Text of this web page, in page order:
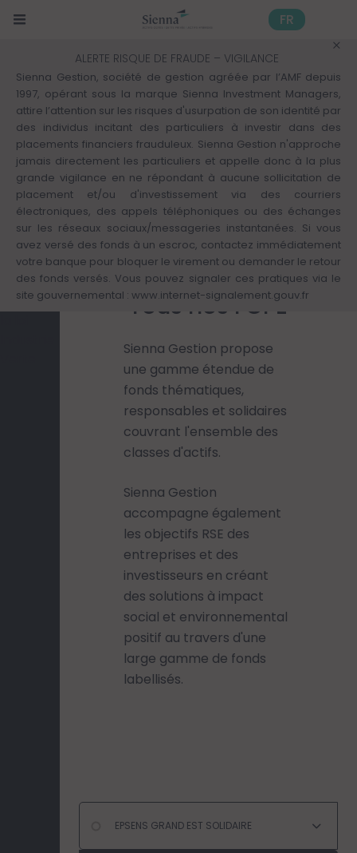
FR
ALERTE RISQUE DE FRAUDE – VIGILANCE
Sienna Gestion, société de gestion agréée par l’AMF depuis
1997, opérant sous la marque Sienna Investment Managers,
attire l’attention sur les risques d'usurpation de son identité par
des individus incitant des particuliers à investir dans des
placements financiers frauduleux. Sienna Gestion n'approche
jamais directement les particuliers et appelle donc à la plus
grande vigilance en ne répondant à aucune sollicitation de
placement et/ou d'investissement via des courriers
électroniques, des appels téléphoniques ou des échanges
sur les réseaux sociaux/messageries instantanées. Si vous
avez versé des fonds à un escroc, contactez immédiatement
votre banque pour bloquer le virement ou demander le retour
des fonds versés. Vous pouvez signaler ces pratiques via le
site gouvernemental : www.internet-signalement.gouv.fr
profil :
Découvrir
nos
autres
expertises
Solutions
d'investissement
Actifs
cotés
Finance
responsable
Kiosque
Tout sur
Tous nos FCPE
Sienna Gestion propose
une gamme étendue de
fonds thématiques,
responsables et solidaires
couvrant l'ensemble des
classes d'actifs.
Sienna Gestion
accompagne également
les objectifs RSE des
entreprises et des
investisseurs en créant
des solutions à impact
social et environnemental
positif au travers d'une
large gamme de fonds
labellisés.